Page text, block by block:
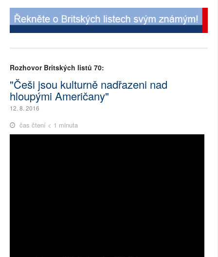
Rozhovor Britských listů 70:
"Češi jsou kulturně nadřazeni nad
hloupými Američany"
12. 8. 2016
čas čtení < 1 minuta